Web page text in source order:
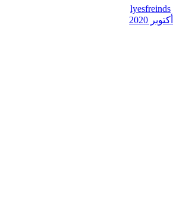
lyesfreinds